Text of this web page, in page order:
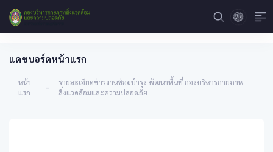
แดชบอร์ดหน้าแรก
หน้า
แรก
-
รายละเอียดข่าวงานซ่อมบำรุง พัฒนาพื้นที่ กองบริหารกายภาพ
สิ่งแวดล้อมและความปลอดภัย